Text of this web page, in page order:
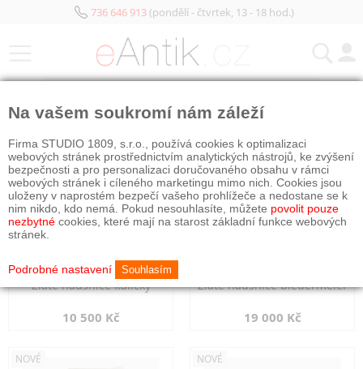
736 646 913(pondělí - čtvrtek, 13 - 18 hod.)
Zlaté náušnice kuličky
10 500 Kč
Zlaté náušnice biedermeier
19 000 Kč
NOVÉ NOVÉ
Na vašem soukromí nám záleží
Firma STUDIO 1809, s.r.o., používá cookies k optimalizaci
webových stránek prostřednictvím analytických nástrojů, ke zvýšení
bezpečnosti a pro personalizaci doručovaného obsahu v rámci
webových stránek i cíleného marketingu mimo nich. Cookies jsou
uloženy v naprostém bezpečí vašeho prohlížeče a nedostane se k
nim nikdo, kdo nemá. Pokud nesouhlasíte, můžete povolit pouze
nezbytné cookies, které mají na starost základní funkce webových
stránek.
Podrobné nastavení Souhlasím